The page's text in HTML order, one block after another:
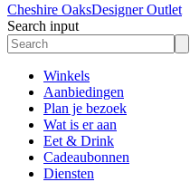
Cheshire OaksDesigner Outlet
Search input
Winkels
Aanbiedingen
Plan je bezoek
Wat is er aan
Eet & Drink
Cadeaubonnen
Diensten